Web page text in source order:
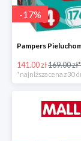
-17%
141.00 zł169.00 zł*